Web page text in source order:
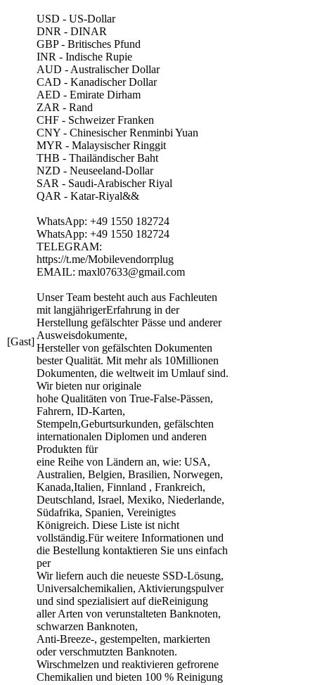
[Gast]
USD - US-Dollar
DNR - DINAR
GBP - Britisches Pfund
INR - Indische Rupie
AUD - Australischer Dollar
CAD - Kanadischer Dollar
AED - Emirate Dirham
ZAR - Rand
CHF - Schweizer Franken
CNY - Chinesischer Renminbi Yuan
MYR - Malaysischer Ringgit
THB - Thailändischer Baht
NZD - Neuseeland-Dollar
SAR - Saudi-Arabischer Riyal
QAR - Katar-Riyal&&
WhatsApp: +49 1550 182724
WhatsApp: +49 1550 182724
TELEGRAM:
https://t.me/Mobilevendorrplug
EMAIL: maxl07633@gmail.com
Unser Team besteht auch aus Fachleuten
mit langjährigerErfahrung in der
Herstellung gefälschter Pässe und anderer
Ausweisdokumente,
Hersteller von gefälschten Dokumenten
bester Qualität. Mit mehr als 10Millionen
Dokumenten, die weltweit im Umlauf sind.
Wir bieten nur originale
hohe Qualitäten von True-False-Pässen,
Fahrern, ID-Karten,
Stempeln,Geburtsurkunden, gefälschten
internationalen Diplomen und anderen
Produkten für
eine Reihe von Ländern an, wie: USA,
Australien, Belgien, Brasilien, Norwegen,
Kanada,Italien, Finnland , Frankreich,
Deutschland, Israel, Mexiko, Niederlande,
Südafrika, Spanien, Vereinigtes
Königreich. Diese Liste ist nicht
vollständig.Für weitere Informationen und
die Bestellung kontaktieren Sie uns einfach
per
Wir liefern auch die neueste SSD-Lösung,
Universalchemikalien, Aktivierungspulver
und sind spezialisiert auf dieReinigung
aller Arten von verunstalteten Banknoten,
schwarzen Banknoten,
Anti-Breeze-, gestempelten, markierten
oder verschmutzten Banknoten.
Wirschmelzen und reaktivieren gefrorene
Chemikalien und bieten 100 % Reinigung